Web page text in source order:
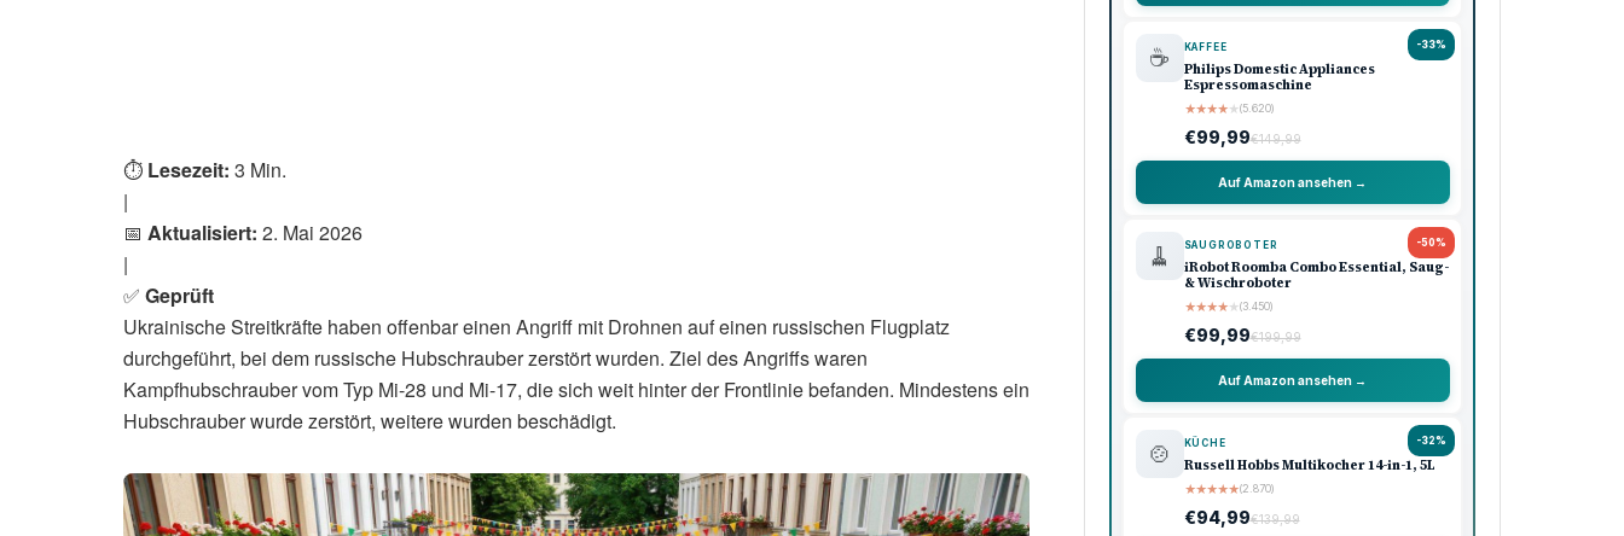
⏱️ Lesezeit: 3 Min.
|
📅 Aktualisiert: 2. Mai 2026
|
✅ Geprüft
Ukrainische Streitkräfte haben offenbar einen Angriff mit Drohnen auf einen russischen Flugplatz
durchgeführt, bei dem russische Hubschrauber zerstört wurden. Ziel des Angriffs waren
Kampfhubschrauber vom Typ Mi-28 und Mi-17, die sich weit hinter der Frontlinie befanden. Mindestens ein
Hubschrauber wurde zerstört, weitere wurden beschädigt.
-33%
☕ KAFFEE
Philips Domestic Appliances
Espressomaschine
★★★★★(5.620)
€99,99€149,99
Auf Amazon ansehen →
-50%
🧹 SAUGROBOTER
iRobot Roomba Combo Essential, Saug-
& Wischroboter
★★★★★(3.450)
€99,99€199,99
Auf Amazon ansehen →
-32%
🍲 KÜCHE
Russell Hobbs Multikocher 14-in-1, 5L
★★★★★(2.870)
€94,99€139,99